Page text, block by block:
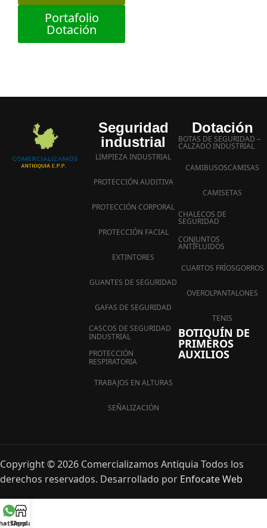
Portafolio
Dotación
Seguridad
industrial
LIMPIEZA INDUSTRIAL
PROTECCIÓN AUDITIVA
PROTECCIÓN CORPORAL
PROTECCIÓN FACIAL
EXTINTORES
GUANTES DE SEGURIDAD
GAFAS DE SEGURIDAD
CASCOS DE SEGURIDAD
INDUSTRIAL
PROTECCIÓN
RESPIRATORIA
TRABAJOS EN ALTURAS
SEÑALIZACIÓN
Dotación
BOTAS DE SEGURIDAD –
CALZADO INDUSTRIAL
CAMIBUSOSCAMISAS
CAMISETAS
CHALECOS DE
SEGURIDAD
CONJUNTOS
ANTIFLUIDOS
CUARTOS FRÍOSGORROS
OVEROLPANTALONES
TENIS
BOTIQUÍN DE
PRIMEROS
AUXILIOS
Copyright © 2026 Comercializamos Antiquia Todos los
derechos reservados. Desarrollado por Enfocate Web
Tienda